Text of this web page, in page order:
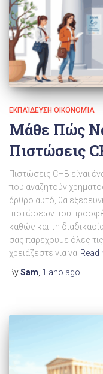
ΕΚΠΑΊΔΕΥΣΗ ΟΙΚΟΝΟΜΊΑ
Μάθε Πώς
Πιστώσεις
Πιστώσεις CHB είναι
που αναζητούν
άρθρο αυτό, θα
πιστώσεων που
καθώς και τη
σας παρέχουμε όλες
χρειάζεστε για να Read
BySam 1 ano ago